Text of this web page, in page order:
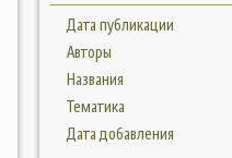
Дата публикации
Авторы
Названия
Тематика
Дата добавления